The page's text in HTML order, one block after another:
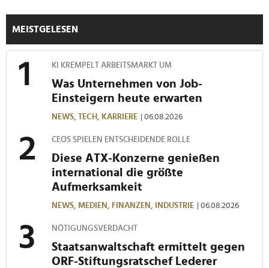
MEISTGELESEN
KI KREMPELT ARBEITSMARKT UM
Was Unternehmen von Job-
Einsteigern heute erwarten
NEWS, TECH, KARRIERE | 06.08.2026
CEOS SPIELEN ENTSCHEIDENDE ROLLE
Diese ATX-Konzerne genießen
international die größte
Aufmerksamkeit
NEWS, MEDIEN, FINANZEN, INDUSTRIE | 06.08.2026
NÖTIGUNGSVERDACHT
Staatsanwaltschaft ermittelt gegen
ORF-Stiftungsratschef Lederer